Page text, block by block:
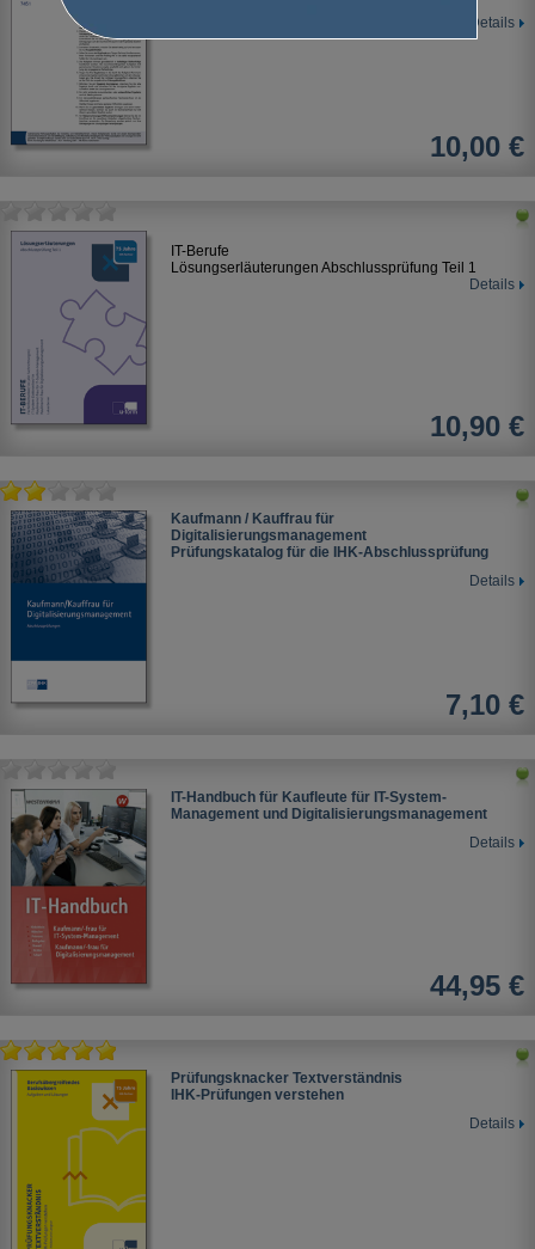
Details
10,00 €
IT-Berufe
Lösungserläuterungen Abschlussprüfung Teil 1
Details
10,90 €
Kaufmann / Kauffrau für
Digitalisierungsmanagement
Prüfungskatalog für die IHK-Abschlussprüfung
Details
7,10 €
IT-Handbuch für Kaufleute für IT-System-
Management und Digitalisierungsmanagement
Details
44,95 €
Prüfungsknacker Textverständnis
IHK-Prüfungen verstehen
Details